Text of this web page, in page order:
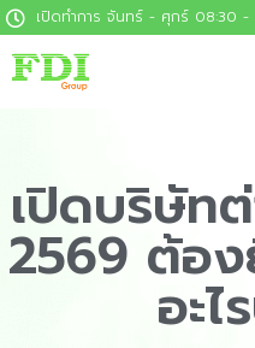
เปิดทำการ จันทร์ - ศุกร์ 08:30 -
เปิดบริษัท
2569 ต้อง
อะไ